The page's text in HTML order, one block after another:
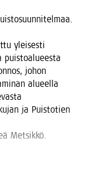
ylei­ses­ti
puis­toa­lu­ees­ta
johon
alu­eel­la
ja Puis­to­tien
Met­sik­kö.